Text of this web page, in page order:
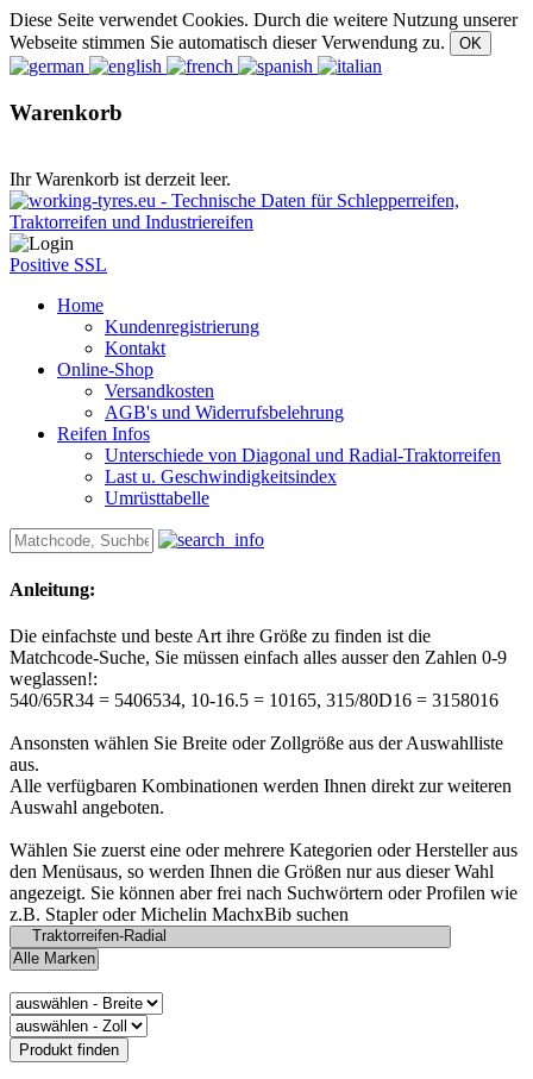
Diese Seite verwendet Cookies. Durch die weitere Nutzung unserer
Webseite stimmen Sie automatisch dieser Verwendung zu.
Warenkorb
Ihr Warenkorb ist derzeit leer.
Positive SSL
Home
Kundenregistrierung
Kontakt
Online-Shop
Versandkosten
AGB's und Widerrufsbelehrung
Reifen Infos
Unterschiede von Diagonal und Radial-Traktorreifen
Last u. Geschwindigkeitsindex
Umrüsttabelle
Anleitung:
Die einfachste und beste Art ihre Größe zu finden ist die
Matchcode-Suche, Sie müssen einfach alles ausser den Zahlen 0-9
weglassen!:
540/65R34 = 5406534, 10-16.5 = 10165, 315/80D16 = 3158016
Ansonsten wählen Sie Breite oder Zollgröße aus der Auswahlliste
aus.
Alle verfügbaren Kombinationen werden Ihnen direkt zur weiteren
Auswahl angeboten.
Wählen Sie zuerst eine oder mehrere Kategorien oder Hersteller aus
den Menüsaus, so werden Ihnen die Größen nur aus dieser Wahl
angezeigt. Sie können aber frei nach Suchwörtern oder Profilen wie
z.B. Stapler oder Michelin MachxBib suchen